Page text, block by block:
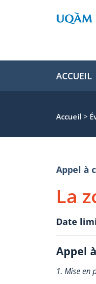
ACCUEIL
Accueil >
Appel à
La
Date
Appel
1. Mise en